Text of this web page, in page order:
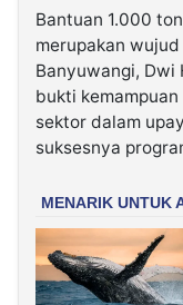
Bantuan 1.000
merupakan
Banyuwangi, Dwi
bukti
sektor dalam
suksesnya